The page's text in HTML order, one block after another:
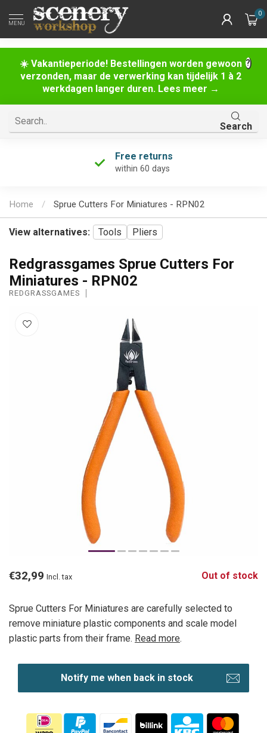
☀️ Vakantieperiode! Bestellingen worden gewoon
verzonden, maar de verwerking kan tijdelijk 1 à 2
werkdagen langer duren. Lees meer →
MENU
0
Search
Free returns
within 60 days
Home / Sprue Cutters For Miniatures - RPN02
View alternatives: Tools Pliers
Redgrassgames Sprue Cutters For
Miniatures - RPN02
REDGRASSGAMES
€32,99 Incl. tax Out of stock
Sprue Cutters For Miniatures are carefully selected to
remove miniature plastic components and scale model
plastic parts from their frame. Read more.
Notify me when back in stock